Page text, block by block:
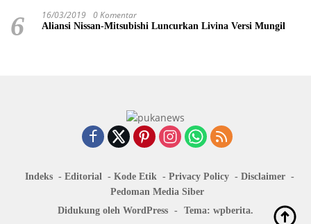
6 16/03/2019 0 Komentar
Aliansi Nissan-Mitsubishi Luncurkan Livina Versi Mungil
Indeks Editorial Kode Etik Privacy Policy
Disclaimer
Pedoman Media Siber
Didukung oleh WordPress - Tema: wpberita.